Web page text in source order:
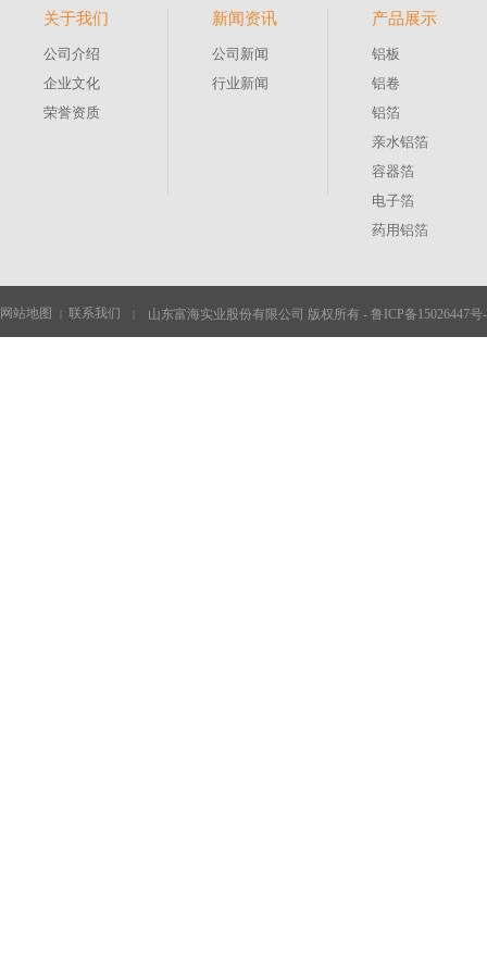
关于我们
公司介绍
企业文化
荣誉资质
新闻资讯
公司新闻
行业新闻
产品展示
铝板
铝卷
铝箔
亲水铝箔
容器箔
电子箔
药用铝箔
网站地图 联系我们 山东富海实业股份有限公司 版权所有 - 鲁ICP备15026447号